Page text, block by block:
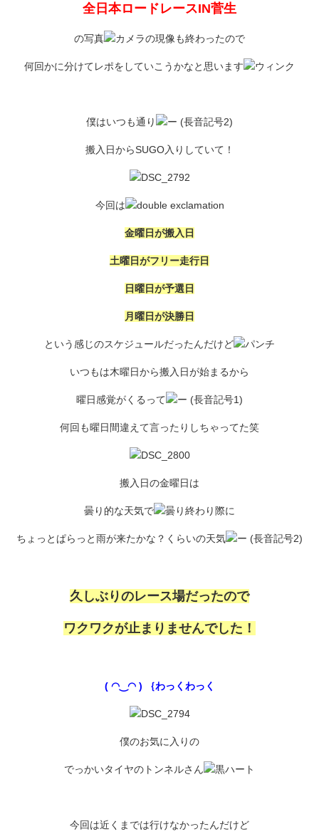
全日本ロードレースIN菅生
の写真 の現像も終わったので
何回かに分けてレポをしていこうかなと思います
僕はいつも通り
搬入日からSUGO入りしていて！
今回は
金曜日が搬入日
土曜日がフリー走行日
日曜日が予選日
月曜日が決勝日
という感じのスケジュールだったんだけど
いつもは木曜日から搬入日が始まるから
曜日感覚がくるって
何回も曜日間違えて言ったりしちゃってた笑
搬入日の金曜日は
曇り的な天気で 終わり際に
ちょっとぱらっと雨が来たかな？くらいの天気
久しぶりのレース場だったので
ワクワクが止まりませんでした！
( ◠‿◠ ) ｛わっくわっく
僕のお気に入りの
でっかいタイヤのトンネルさん
今回は近くまでは行けなかったんだけど